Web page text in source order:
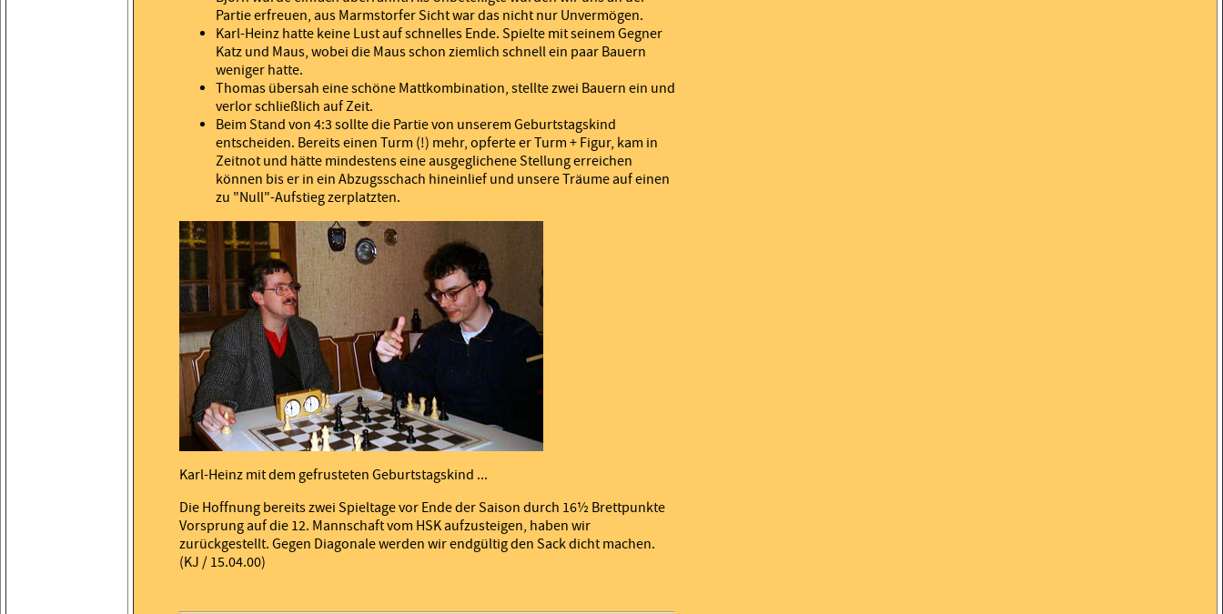
Partie erfreuen, aus Marmstorfer Sicht war das nicht nur Unvermögen.
Karl-Heinz hatte keine Lust auf schnelles Ende. Spielte mit seinem Gegner
Katz und Maus, wobei die Maus schon ziemlich schnell ein paar Bauern
weniger hatte.
Thomas übersah eine schöne Mattkombination, stellte zwei Bauern ein und
verlor schließlich auf Zeit.
Beim Stand von 4:3 sollte die Partie von unserem Geburtstagskind
entscheiden. Bereits einen Turm (!) mehr, opferte er Turm + Figur, kam in
Zeitnot und hätte mindestens eine ausgeglichene Stellung erreichen
können bis er in ein Abzugsschach hineinlief und unsere Träume auf einen
zu "Null"-Aufstieg zerplatzten.
Karl-Heinz mit dem gefrusteten Geburtstagskind ...
Die Hoffnung bereits zwei Spieltage vor Ende der Saison durch 16½ Brettpunkte
Vorsprung auf die 12. Mannschaft vom HSK aufzusteigen, haben wir
zurückgestellt. Gegen Diagonale werden wir endgültig den Sack dicht machen.
(KJ / 15.04.00)